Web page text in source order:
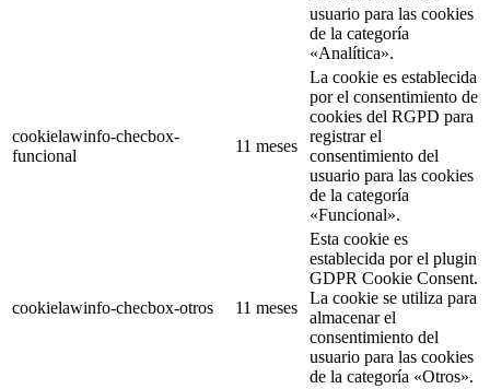
usuario para las cookies
de la categoría
«Analítica».
cookielawinfo-checbox-
funcional
11 meses
La cookie es establecida
por el consentimiento de
cookies del RGPD para
registrar el
consentimiento del
usuario para las cookies
de la categoría
«Funcional».
cookielawinfo-checbox-otros 11 meses
Esta cookie es
establecida por el plugin
GDPR Cookie Consent.
La cookie se utiliza para
almacenar el
consentimiento del
usuario para las cookies
de la categoría «Otros».